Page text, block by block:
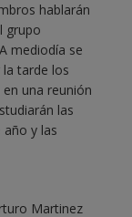
hablarán
grupo
mediodía se
tarde los
una reunión
las
y las
Martinez